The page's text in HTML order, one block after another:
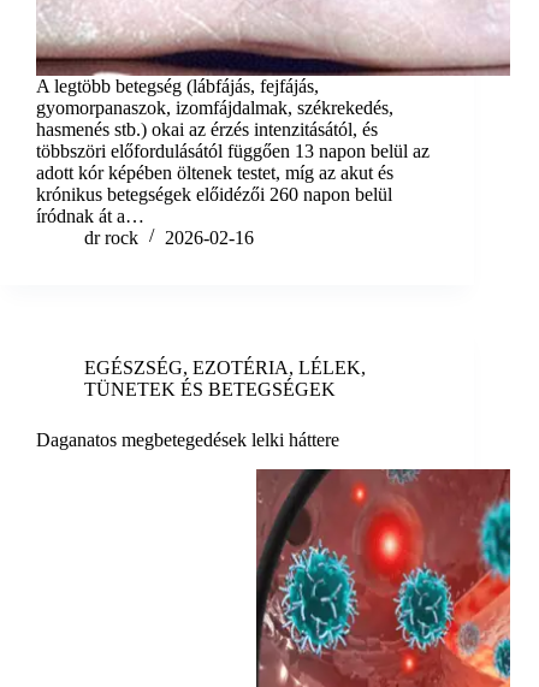
A legtöbb betegség (lábfájás, fejfájás,
gyomorpanaszok, izomfájdalmak, székrekedés,
hasmenés stb.) okai az érzés intenzitásától, és
többszöri előfordulásától függően 13 napon belül az
adott kór képében öltenek testet, míg az akut és
krónikus betegségek előidézői 260 napon belül
íródnak át a…
dr rock
2026-02-16
EGÉSZSÉG, EZOTÉRIA, LÉLEK,
TÜNETEK ÉS BETEGSÉGEK
Daganatos megbetegedések lelki háttere